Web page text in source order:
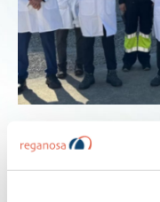
1 de Outubro de 2025